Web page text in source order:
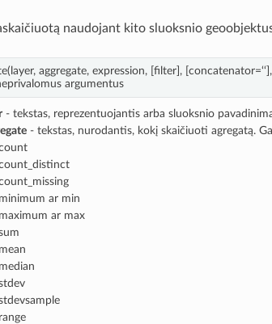
naudojant kito sluoksnio
aggregate, expression, [filter],
argumentus
- tekstas, reprezentuojantis arba sluoksnio
- tekstas, nurodantis, kokį skaičiuoti agregatą.
minimum ar min
maximum ar max
mean
median
range